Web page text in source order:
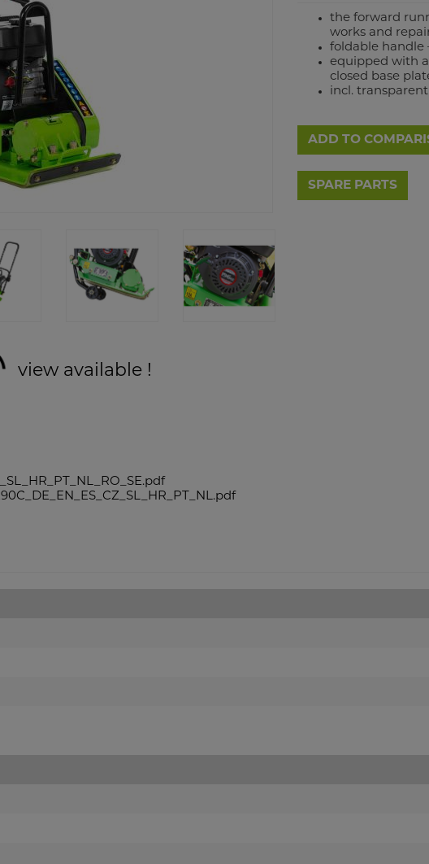
view available !
the forward
works and
foldable handle
equipped with
closed base
incl.
ADD TO